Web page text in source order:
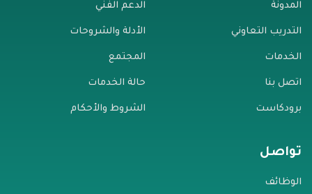
المدونة
التدريب التعاوني
الخدمات
اتصل بنا
برودكاست
الدعم الفني
الأدلة والشروحات
المجتمع
حالة الخدمات
الشروط والأحكام
تواصل
الوظائف